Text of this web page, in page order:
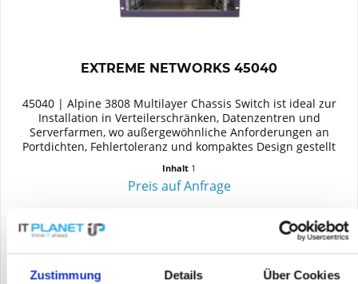
Zustimmung Details Über Cookies
EXTREME NETWORKS 45040
45040 | Alpine 3808 Multilayer Chassis Switch ist ideal zur
Installation in Verteilerschränken, Datenzentren und
Serverfarmen, wo außergewöhnliche Anforderungen an
Portdichten, Fehlertoleranz und kompaktes Design gestellt
Inhalt 1
Preis auf Anfrage
DETAILS